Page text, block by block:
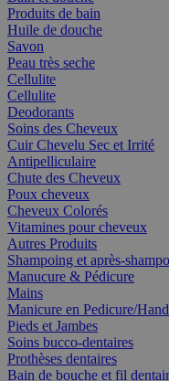
Produits de bain
Huile de douche
Savon
Peau très seche
Cellulite
Cellulite
Deodorants
Soins des Cheveux
Cuir Chevelu Sec et Irrité
Antipelliculaire
Chute des Cheveux
Poux cheveux
Cheveux Colorés
Vitamines pour cheveux
Autres Produits
Shampoing et après-
Manucure & Pédicure
Mains
Manicure en Pedicure/
Pieds et Jambes
Soins bucco-dentaires
Prothèses dentaires
Bain de bouche et fil